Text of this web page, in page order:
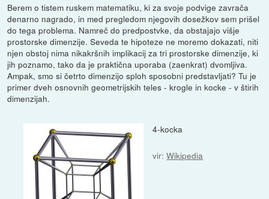
Berem o tistem ruskem matematiku, ki za svoje podvige zavrača
denarno nagrado, in med pregledom njegovih dosežkov sem prišel
do tega problema. Namreč do predpostvke, da obstajajo višje
prostorske dimenzije. Seveda te hipoteze ne moremo dokazati, niti
njen obstoj nima nikakršnih implikacij za tri prostorske dimenzije, ki
jih poznamo, tako da je praktična uporaba (zaenkrat) dvomljiva.
Ampak, smo si četrto dimenzijo sploh sposobni predstavljati? Tu je
primer dveh osnovnih geometrijskih teles - krogle in kocke - v štirih
dimenzijah.
4-kocka
vir:Wikipedia